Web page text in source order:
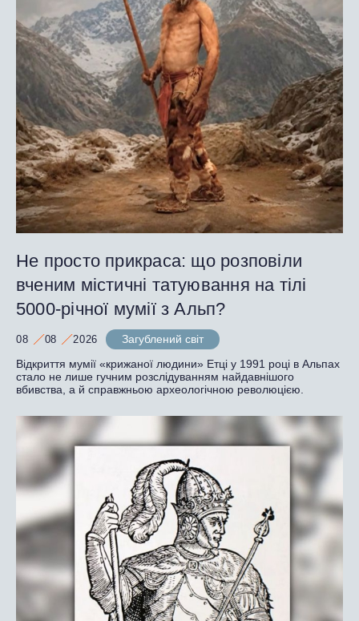
Не просто прикраса: що розповіли
вченим містичні татуювання на тілі
5000-річної мумії з Альп?
08 08 2026
Загублений світ
Відкриття мумії «крижаної людини» Етці у 1991 році в Альпах
стало не лише гучним розслідуванням найдавнішого
вбивства, а й справжньою археологічною революцією.